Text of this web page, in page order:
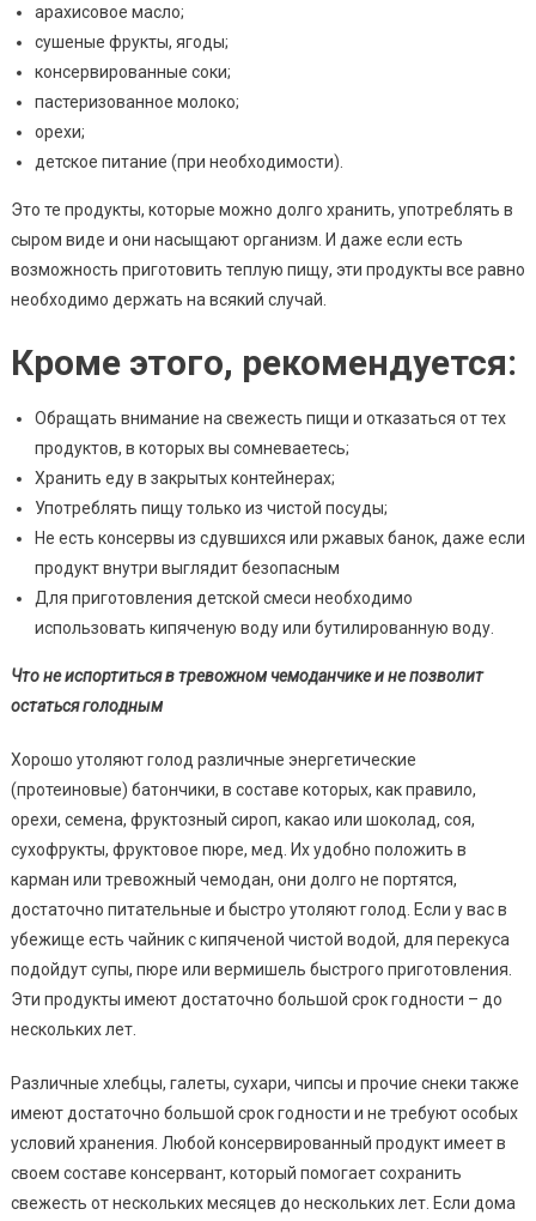
арахисовое масло;
сушеные фрукты, ягоды;
консервированные соки;
пастеризованное молоко;
орехи;
детское питание (при необходимости).
Это те продукты, которые можно долго хранить, употреблять в
сыром виде и они насыщают организм. И даже если есть
возможность приготовить теплую пищу, эти продукты все равно
необходимо держать на всякий случай.
Кроме этого, рекомендуется:
Обращать внимание на свежесть пищи и отказаться от тех
продуктов, в которых вы сомневаетесь;
Хранить еду в закрытых контейнерах;
Употреблять пищу только из чистой посуды;
Не есть консервы из сдувшихся или ржавых банок, даже если
продукт внутри выглядит безопасным
Для приготовления детской смеси необходимо
использовать кипяченую воду или бутилированную воду.
Что не испортиться в тревожном чемоданчике и не позволит
остаться голодным
Хорошо утоляют голод различные энергетические
(протеиновые) батончики, в составе которых, как правило,
орехи, семена, фруктозный сироп, какао или шоколад, соя,
сухофрукты, фруктовое пюре, мед. Их удобно положить в
карман или тревожный чемодан, они долго не портятся,
достаточно питательные и быстро утоляют голод. Если у вас в
убежище есть чайник с кипяченой чистой водой, для перекуса
подойдут супы, пюре или вермишель быстрого приготовления.
Эти продукты имеют достаточно большой срок годности – до
нескольких лет.
Различные хлебцы, галеты, сухари, чипсы и прочие снеки также
имеют достаточно большой срок годности и не требуют особых
условий хранения. Любой консервированный продукт имеет в
своем составе консервант, который помогает сохранить
свежесть от нескольких месяцев до нескольких лет. Если дома